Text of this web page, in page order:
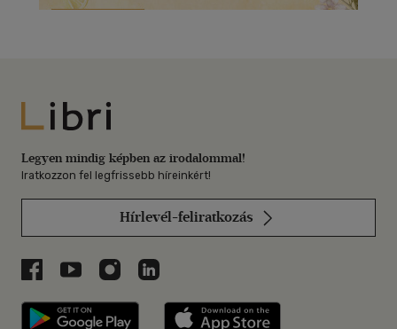
Libri
Legyen mindig képben az irodalommal!
Iratkozzon fel legfrissebb híreinkért!
Hírlevél-feliratkozás
Libri a Facebookon
Libri a Youtube-on
Libri az Instagramon
Libri a LinkedInen
Libri applikáció Szerezd meg: Google